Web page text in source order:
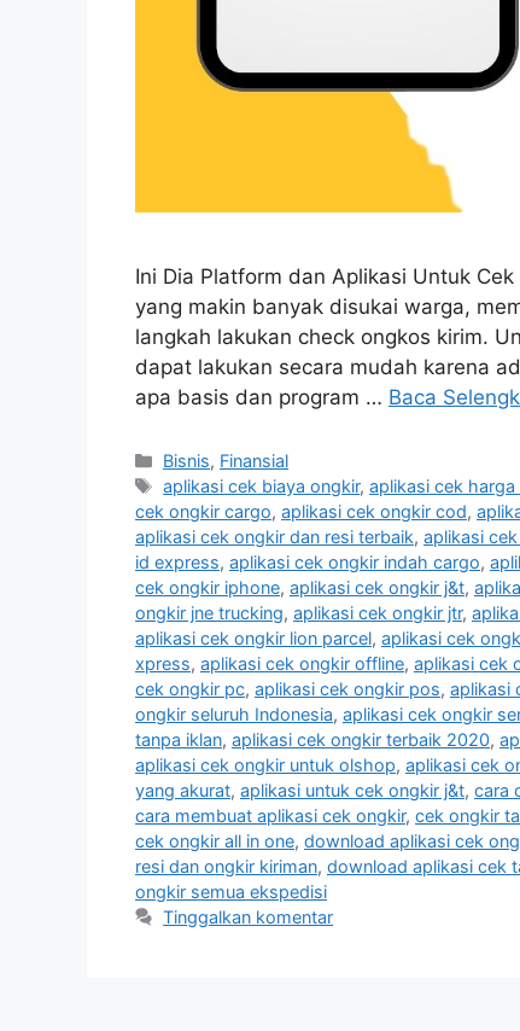
Ini Dia Platform dan Aplikasi Untuk
yang makin banyak disukai warga,
langkah lakukan check ongkos kirim.
dapat lakukan secara mudah karena
apa basis dan program … Baca
Kategori
Bisnis, Finansial
Tag
aplikasi cek biaya ongkir,aplikasi cek harga
cek ongkir cargo, aplikasi cek ongkir cod,
aplikasi cek ongkir dan resi terbaik, aplikasi
id express, aplikasi cek ongkir indah cargo,
cek ongkir iphone, aplikasi cek ongkir j&t,
ongkir jne trucking, aplikasi cek ongkir jtr,
aplikasi cek ongkir lion parcel, aplikasi cek
xpress, aplikasi cek ongkir offline, aplikasi cek
cek ongkir pc, aplikasi cek ongkir pos, aplikasi
ongkir seluruh Indonesia, aplikasi cek ongkir
tanpa iklan, aplikasi cek ongkir terbaik 2020,
aplikasi cek ongkir untuk olshop, aplikasi cek
yang akurat, aplikasi untuk cek ongkir j&t, cara
cara membuat aplikasi cek ongkir, cek ongkir
cek ongkir all in one, download aplikasi cek
resi dan ongkir kiriman, download aplikasi cek
ongkir semua ekspedisi
Tinggalkan komentar